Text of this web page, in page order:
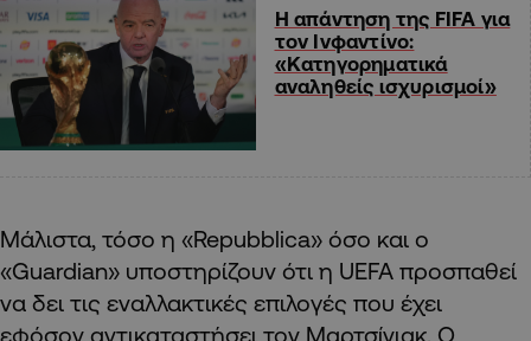
Η απάντηση της FIFA για
τον Ινφαντίνο:
«Κατηγορηματικά
αναληθείς ισχυρισμοί»
Μάλιστα, τόσο η «Repubblica» όσο και ο
«Guardian» υποστηρίζουν ότι η UEFA προσπαθεί
να δει τις εναλλακτικές επιλογές που έχει
εφόσον αντικαταστήσει τον Μαρτσίνιακ. Ο